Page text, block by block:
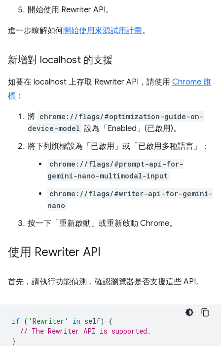
開始使用 Rewriter API。
進一步瞭解如何開始使用來源試用計畫。
新增對 localhost 的支援
如要在 localhost 上存取 Rewriter API，請使用 Chrome 旗
標 ：
將 chrome://flags/#optimization-guide-on-
device-model 設為「Enabled」(已啟用)。
將下列旗標設為「已啟用」 或「已啟用多種語言」 ：
chrome://flags/#prompt-api-for-
gemini-nano-multimodal-input
chrome://flags/#writer-api-for-gemini-
nano
按一下「重新啟動」 或重新啟動 Chrome。
使用 Rewriter API
首先，請執行功能偵測，確認瀏覽器是否支援這些 API。
if ( 'Rewriter' in self)
{
// The Rewriter API is supported.
}